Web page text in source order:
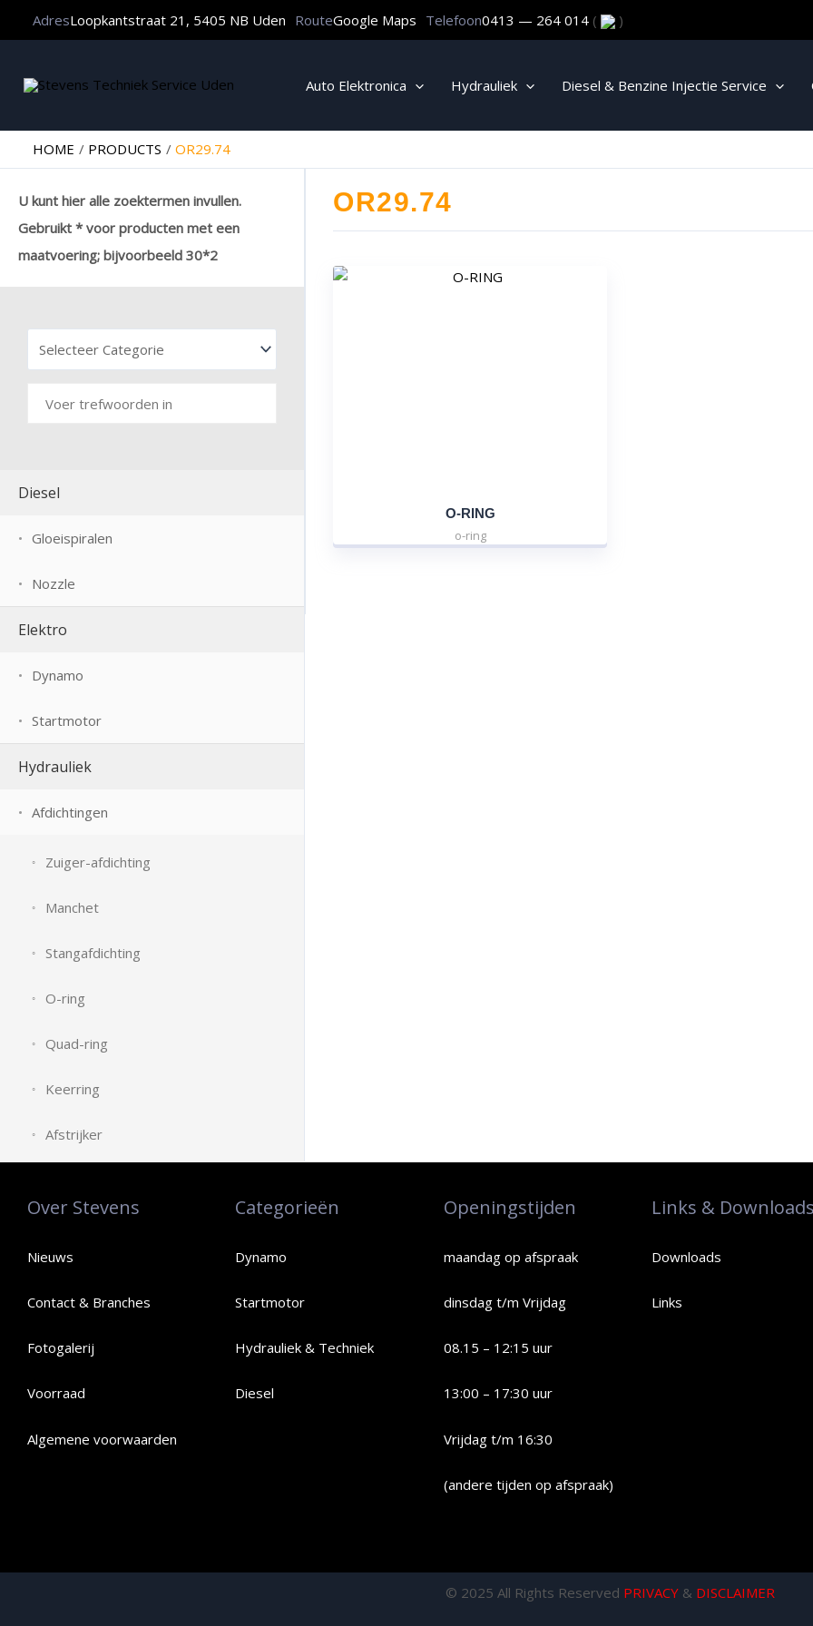
AdresLoopkantstraat 21, 5405 NB Uden RouteGoogle Maps Telefoon0413 — 264 014 ( )
Auto Elektronica Hydrauliek Diesel & Benzine Injectie Service
HOME PRODUCTS OR29.74
U kunt hier alle zoektermen invullen.
Gebruikt * voor producten met een
maatvoering; bijvoorbeeld 30*2
Diesel
Gloeispiralen
Nozzle
Elektro
Dynamo
Startmotor
Hydrauliek
Afdichtingen
Zuiger-afdichting
Manchet
Stangafdichting
O-ring
Quad-ring
Keerring
Afstrijker
OR29.74
O-RING
o-ring
Over Stevens
Nieuws
Contact & Branches
Fotogalerij
Voorraad
Algemene voorwaarden
Categorieën
Dynamo
Startmotor
Hydrauliek & Techniek
Diesel
Openingstijden
maandag op afspraak
dinsdag t/m Vrijdag
08.15 – 12:15 uur
13:00 – 17:30 uur
Vrijdag t/m 16:30
(andere tijden op afspraak)
Links &
Downloads
Links
© 2025 All Rights Reserved PRIVACY& DISCLAIMER